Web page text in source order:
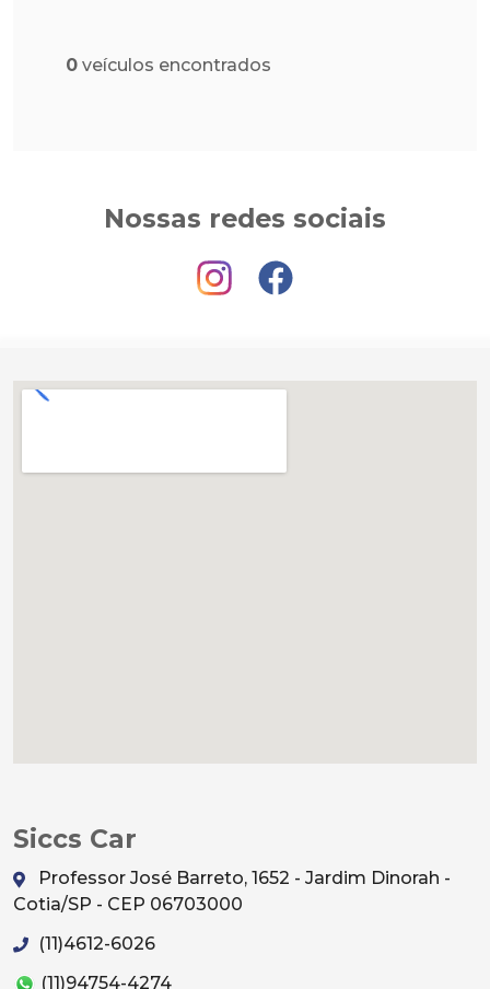
0 veículos encontrados
Nossas redes sociais
Siccs Car
Professor José Barreto, 1652 - Jardim Dinorah -
Cotia/SP - CEP 06703000
(11)4612-6026
(11)94754-4274